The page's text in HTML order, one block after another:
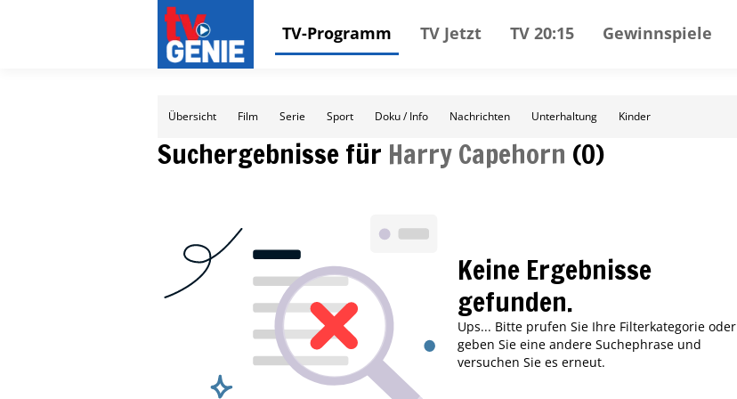
TV-Programm TV Jetzt TV 20:15 Gewinnspiele
Übersicht Film Serie Sport Doku / Info Nachrichten Unterhaltung Kinder
Suchergebnisse für Harry Capehorn (0)
Keine Ergebnisse
gefunden.
Ups... Bitte prufen Sie Ihre Filterkategorie oder
geben Sie eine andere Suchephrase und
versuchen Sie es erneut.